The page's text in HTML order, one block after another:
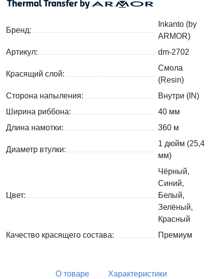
Бренд:
Inkanto (by
ARMOR)
Артикул:
dm-2702
Красящий слой:
Смола
(Resin)
Сторона напыления:
Внутри (IN)
Ширина риббона:
40 мм
Длина намотки:
360 м
Диаметр втулки:
1 дюйм (25,4
мм)
Цвет:
Чёрный,
Синий,
Белый,
Зелёный,
Красный
Качество красящего состава:
Премиум
О товаре Характеристики